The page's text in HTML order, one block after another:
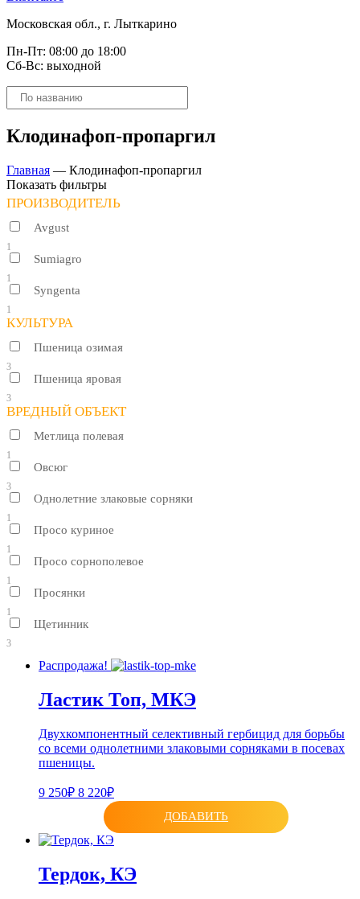
Московская обл., г. Лыткарино
Пн-Пт: 08:00 до 18:00
Сб-Вс: выходной
Поиск
товаров
Клодинафоп-пропаргил
Главная — Клодинафоп-пропаргил
Показать фильтры
ПРОИЗВОДИТЕЛЬ
Avgust
1
Sumiagro
1
Syngenta
1
КУЛЬТУРА
Пшеница озимая
3
Пшеница яровая
3
ВРЕДНЫЙ ОБЪЕКТ
Метлица полевая
1
Овсюг
3
Однолетние злаковые сорняки
1
Просо куриное
1
Просо сорнополевое
1
Просянки
1
Щетинник
3
Распродажа!
Ластик Топ, МКЭ
Двухкомпонентный селективный гербицид для борьбы
со всеми однолетними злаковыми сорняками в посевах
пшеницы.
9 250₽ 8 220₽
ДОБАВИТЬ
Тердок, КЭ